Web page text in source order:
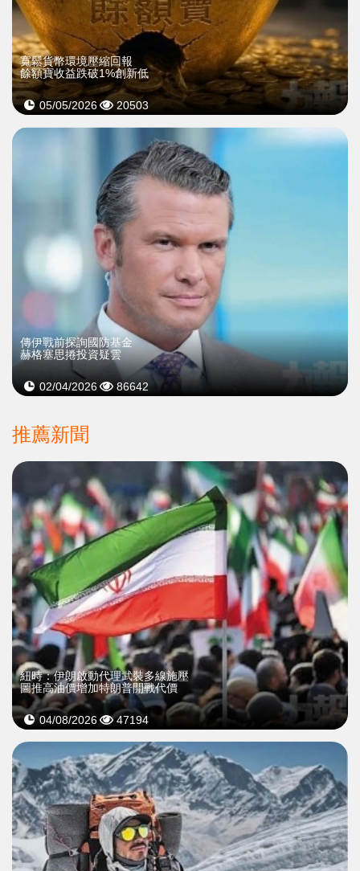
寬鬆貨幣環境壓縮回報
餘額寶收益跌破1%創新低
05/05/2026 20503
傳伊戰前探詢國防基金
赫格塞思捲投資疑雲
02/04/2026 86642
推薦新聞
紐時：伊朗啟動代理武裝多線施壓
圖推高油價增加特朗普開戰代價
04/08/2026 47194